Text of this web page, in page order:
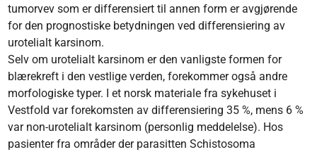
tumorvev som er differensiert til annen form er avgjørende
for den prognostiske betydningen ved differensiering av
urotelialt karsinom.
Selv om urotelialt karsinom er den vanligste formen for
blærekreft i den vestlige verden, forekommer også andre
morfologiske typer. I et norsk materiale fra sykehuset i
Vestfold var forekomsten av differensiering 35 %, mens 6 %
var non-urotelialt karsinom (personlig meddelelse). Hos
pasienter fra områder der parasitten Schistosoma